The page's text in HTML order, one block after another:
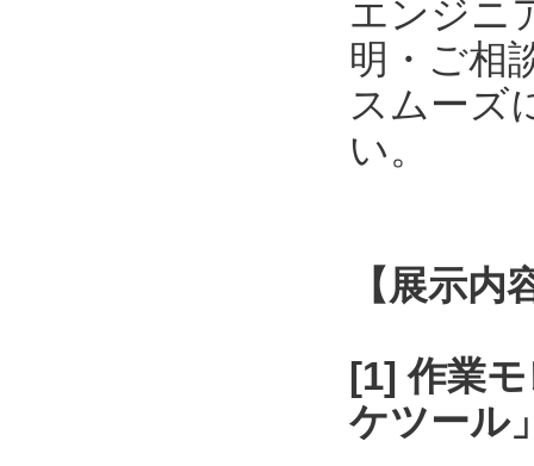
エンジニ
明・ご相
スムーズ
い。
【展示内
[1] 作業
ケツール